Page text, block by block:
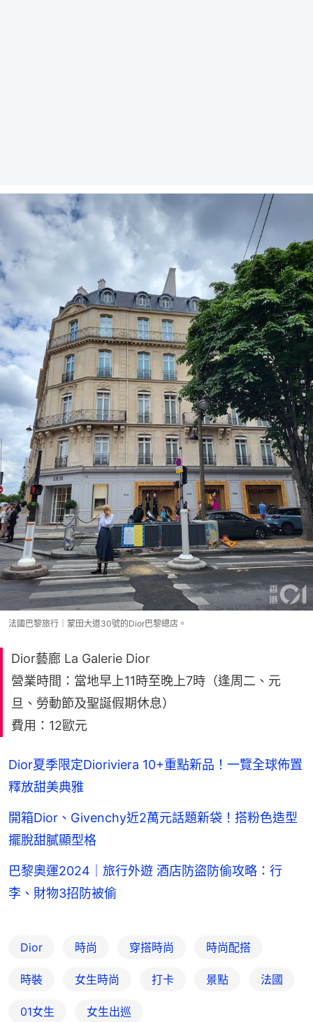
法國巴黎旅行｜蒙田大道30號的Dior巴黎總店。
Dior藝廊 La Galerie Dior
營業時間：當地早上11時至晚上7時（逢周二、元
旦、勞動節及聖誕假期休息）
費用：12歐元
Dior夏季限定Dioriviera 10+重點新品！一覽全球佈置
釋放甜美典雅
開箱Dior、Givenchy近2萬元話題新袋！搭粉色造型
擺脫甜膩顯型格
巴黎奧運2024｜旅行外遊 酒店防盜防偷攻略：行
李、財物3招防被偷
Dior 時尚 穿搭時尚 時尚配搭
時裝 女生時尚 打卡 景點 法國
01女生 女生出巡